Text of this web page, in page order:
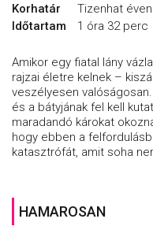
Korhatár
Tizenhat
Időtartam
1 óra 32 perc
Amikor egy fiatal lány
rajzai életre kelnek –
veszélyesen
és a bátyjának fel kell
maradandó károkat
hogy ebben a
katasztrófát, amit soha
HAMAROSAN